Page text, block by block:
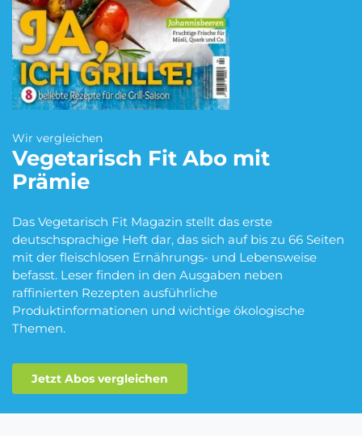
Blumen Abo Dating App Abo
eBook Abo
Fitness Abo
Kino Abo Kochbox Abo
Musik-Streaming Abo
Roller Abo Schmuck Abo
Wir vergleichen
Vegetarisch Fit Abo mit
Prämie
Das Vegetarisch Fit Magazin stellt das erste
deutschsprachige Heft dar, das sich auf bis zu 66 Seiten
mit der fleischlosen Ernährungs- und Lebensweise
befasst. Leser finden in den Ausgaben neben
raffinierten Rezepten ausführliche
Produktinformationen und wichtige ökologische
Themen.
Jetzt Abos vergleichen